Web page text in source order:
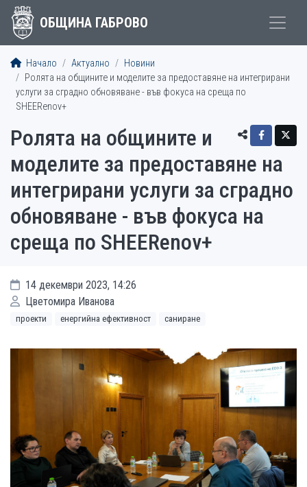
ОБЩИНА ГАБРОВО
Начало Актуално
Новини
Ролята на общините и моделите за предоставяне на интегрирани
услуги за сградно обновяване - във фокуса на среща по
SHEERenov+
Ролята на общините и
моделите за предоставяне на
интегрирани услуги за сградно
обновяване - във фокуса на
среща по SHEERenov+
14 декември 2023, 14:26
Цветомира Иванова
проекти енергийна ефективност саниране